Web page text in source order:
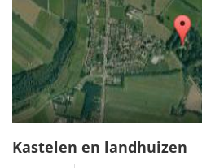
Kastelen en landhuizen